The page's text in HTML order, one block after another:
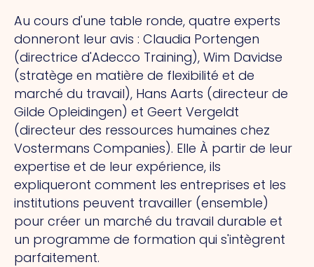
Au cours d'une table ronde, quatre experts
donneront leur avis : Claudia Portengen
(directrice d'Adecco Training), Wim Davidse
(stratège en matière de flexibilité et de
marché du travail), Hans Aarts (directeur de
Gilde Opleidingen) et Geert Vergeldt
(directeur des ressources humaines chez
Vostermans Companies). Elle À partir de leur
expertise et de leur expérience, ils
expliqueront comment les entreprises et les
institutions peuvent travailler (ensemble)
pour créer un marché du travail durable et
un programme de formation qui s'intègrent
parfaitement.